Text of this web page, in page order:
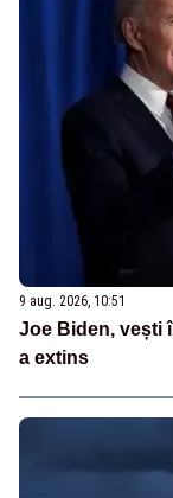
9 aug. 2026, 10:51
Joe Biden, vești
a extins